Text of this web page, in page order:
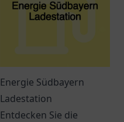
Energie Südbayern
Ladestation
Entdecken Sie die